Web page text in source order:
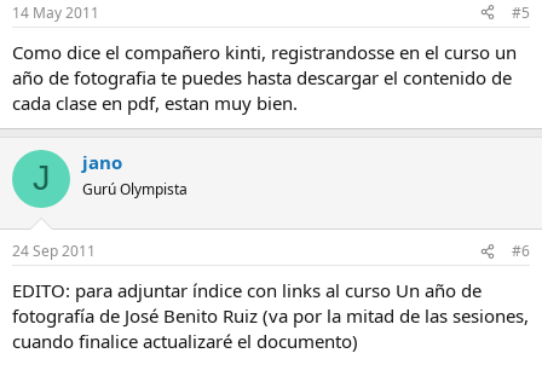
14 May 2011 #5
Como dice el compañero kinti, registrandosse en el curso un
año de fotografia te puedes hasta descargar el contenido de
cada clase en pdf, estan muy bien.
J jano
Gurú Olympista
24 Sep 2011 #6
EDITO: para adjuntar índice con links al curso Un año de
fotografía de José Benito Ruiz (va por la mitad de las sesiones,
cuando finalice actualizaré el documento)